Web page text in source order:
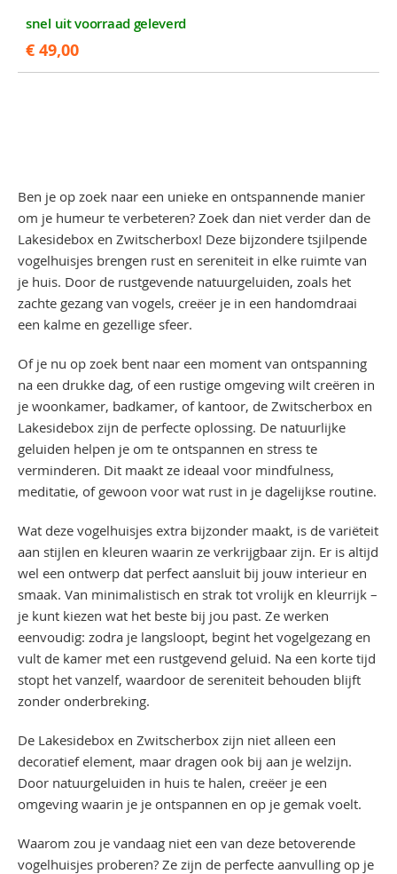
snel uit voorraad geleverd
€ 49,00
Ben je op zoek naar een unieke en ontspannende manier
om je humeur te verbeteren? Zoek dan niet verder dan de
Lakesidebox en Zwitscherbox! Deze bijzondere tsjilpende
vogelhuisjes brengen rust en sereniteit in elke ruimte van
je huis. Door de rustgevende natuurgeluiden, zoals het
zachte gezang van vogels, creëer je in een handomdraai
een kalme en gezellige sfeer.
Of je nu op zoek bent naar een moment van ontspanning
na een drukke dag, of een rustige omgeving wilt creëren in
je woonkamer, badkamer, of kantoor, de Zwitscherbox en
Lakesidebox zijn de perfecte oplossing. De natuurlijke
geluiden helpen je om te ontspannen en stress te
verminderen. Dit maakt ze ideaal voor mindfulness,
meditatie, of gewoon voor wat rust in je dagelijkse routine.
Wat deze vogelhuisjes extra bijzonder maakt, is de variëteit
aan stijlen en kleuren waarin ze verkrijgbaar zijn. Er is altijd
wel een ontwerp dat perfect aansluit bij jouw interieur en
smaak. Van minimalistisch en strak tot vrolijk en kleurrijk –
je kunt kiezen wat het beste bij jou past. Ze werken
eenvoudig: zodra je langsloopt, begint het vogelgezang en
vult de kamer met een rustgevend geluid. Na een korte tijd
stopt het vanzelf, waardoor de sereniteit behouden blijft
zonder onderbreking.
De Lakesidebox en Zwitscherbox zijn niet alleen een
decoratief element, maar dragen ook bij aan je welzijn.
Door natuurgeluiden in huis te halen, creëer je een
omgeving waarin je je ontspannen en op je gemak voelt.
Waarom zou je vandaag niet een van deze betoverende
vogelhuisjes proberen? Ze zijn de perfecte aanvulling op je